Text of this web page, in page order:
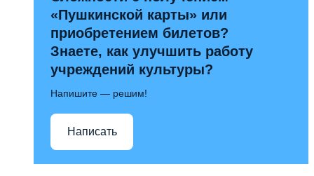
«Пушкинской карты» или
приобретением билетов?
Знаете, как улучшить работу
учреждений культуры?
Напишите — решим!
Написать